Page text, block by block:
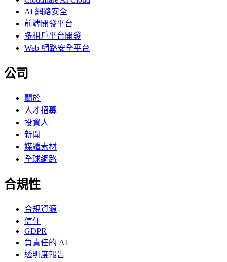
AI 網路安全
前端開發平台
多租戶平台開發
Web 網路安全平台
公司
關於
人才招募
投資人
新聞
媒體素材
全球網路
合規性
合規資源
信任
GDPR
負責任的 AI
透明度報告